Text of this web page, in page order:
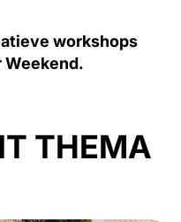
workshops
THEMA